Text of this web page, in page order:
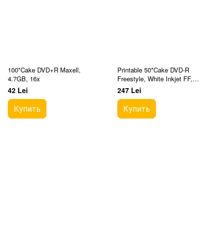
100*Cake DVD+R Maxell,
4.7GB, 16x
42 Lei
Купить
Printable 50*Cake DVD-R
Freestyle, White Inkjet FF,
4.7GB, 16x
247 Lei
Купить